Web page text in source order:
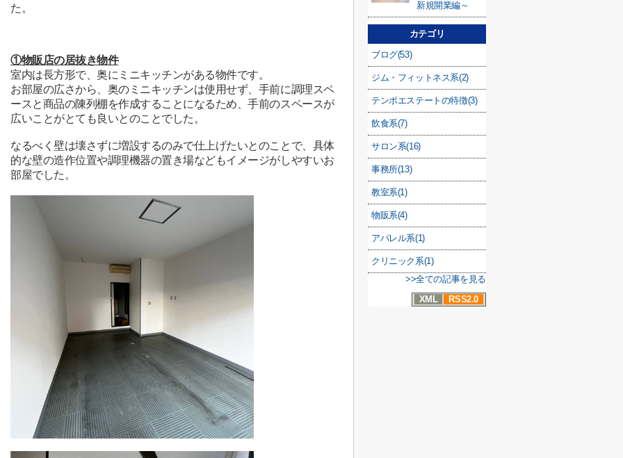
た。
①物販店の居抜き物件
室内は長方形で、奥にミニキッチンがある物件です。
お部屋の広さから、奥のミニキッチンは使用せず、手前に調理スペ
ースと商品の陳列棚を作成することになるため、手前のスペースが
広いことがとても良いとのことでした。
なるべく壁は壊さずに増設するのみで仕上げたいとのことで、具体
的な壁の造作位置や調理機器の置き場などもイメージがしやすいお
部屋でした。
新規開業編～
カテゴリ
ブログ(53)
ジム・フィットネス系(2)
テンポエステートの特徴(3)
飲食系(7)
サロン系(16)
事務所(13)
教室系(1)
物販系(4)
アパレル系(1)
クリニック系(1)
>>全ての記事を見る
XML
RSS2.0